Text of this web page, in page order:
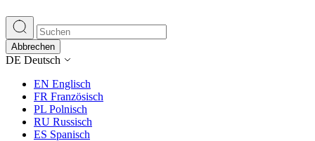
Abbrechen
DE Deutsch
EN Englisch
FR Französisch
PL Polnisch
RU Russisch
ES Spanisch